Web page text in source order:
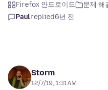
Firefox 안드로이드 문제 해
Paulreplied6년 전
Storm
12/7/19, 1:31 AM